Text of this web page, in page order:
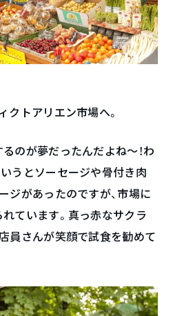
クトアリエン市場へ。
のが夢だったんだよね〜！わ
うとソーセージや骨付き肉
ジがあったのですが、市場に
ています。真っ赤なサクラ
員さんが笑顔で試食を勧めて